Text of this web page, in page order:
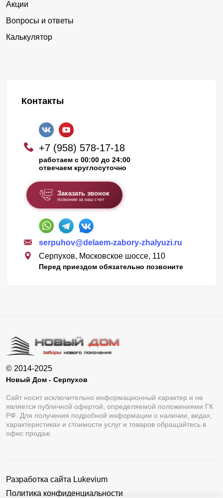
Акции
Вопросы и ответы
Калькулятор
Контакты
+7 (958) 578-17-18
работаем с 00:00 до 24:00
отвечаем круглосуточно
Заказать звонок
позвоним за наш счет
serpuhov@delaem-zabory-zhalyuzi.ru
Серпухов, Московское шоссе, 110
Перед приездом обязательно позвоните
© 2014-2025
Новый Дом - Серпухов
Сайт носит исключительно информационный характер и не
является публичной офертой, определяемой положениями ГК
РФ. Для получения подробной информации о наличии, видах,
характеристиках и стоимости услуг и товаров обращайтесь в
офис продаж.
Разработка сайта Lukevium
Политика конфиденциальности